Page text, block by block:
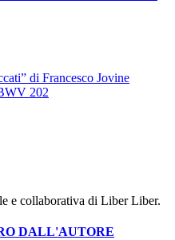
di Francesco Jovine
202
e collaborativa di Liber Liber.
DALL'AUTORE